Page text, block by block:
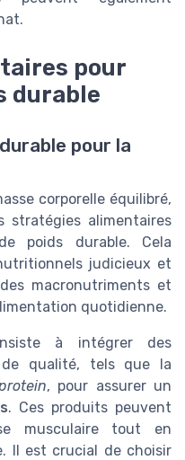
pour
durable
pour la
corporelle équilibré,
stratégies alimentaires
poids durable. Cela
judicieux et
macronutriments et
quotidienne.
à intégrer des
de qualité, tels que la
, pour assurer un
. Ces produits peuvent
musculaire tout en
Il est crucial de choisir